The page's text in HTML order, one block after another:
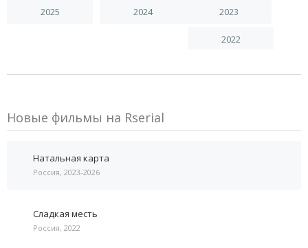
2025 2024 2023
2022
Новые фильмы на Rserial
Натальная карта
Россия, 2023-2026
Сладкая месть
Россия, 2022